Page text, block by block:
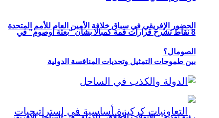
الحضور الإفريقي في سباق خلافة الأمين العام للأمم المتحدة
بين طموحات التمثيل وتحديات المنافسة الدولية
8 نقاط تشرح قرارات قمة كمبالا بشأن “بعثة أوصوم” في
الصومال؟